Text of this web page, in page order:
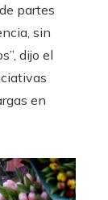
partes
sin
dijo el
en